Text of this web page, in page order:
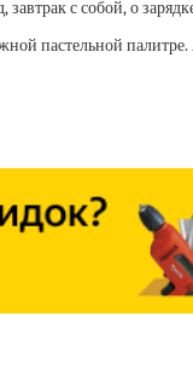
завтрак с собой, о
пастельной